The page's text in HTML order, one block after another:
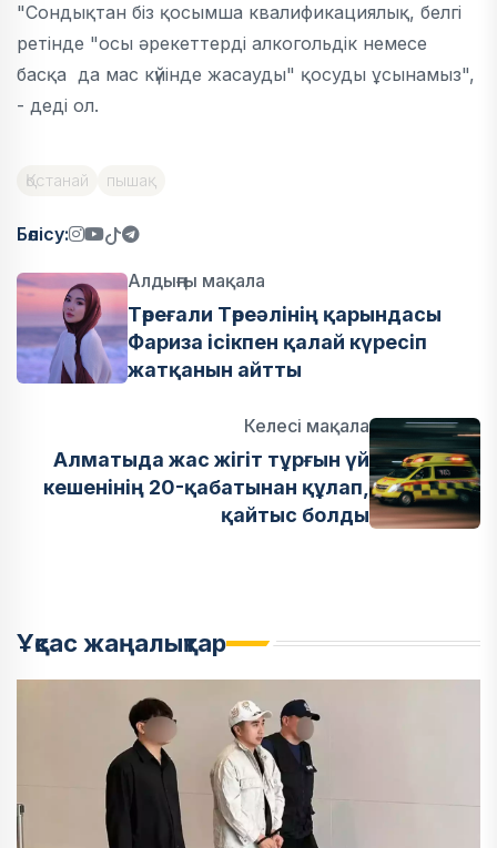
"Сондықтан біз қосымша квалификациялық, белгі
ретінде "осы әрекеттерді алкогольдік немесе
басқа да мас күйінде жасауды" қосуды ұсынамыз",
- деді ол.
Қостанай пышақ
Бөлісу:
Алдыңғы мақала
Төреғали Төреәлінің қарындасы
Фариза ісікпен қалай күресіп
жатқанын айтты
Келесі мақала
Алматыда жас жігіт тұрғын үй
кешенінің 20-қабатынан құлап,
қайтыс болды
Ұқсас жаңалықтар